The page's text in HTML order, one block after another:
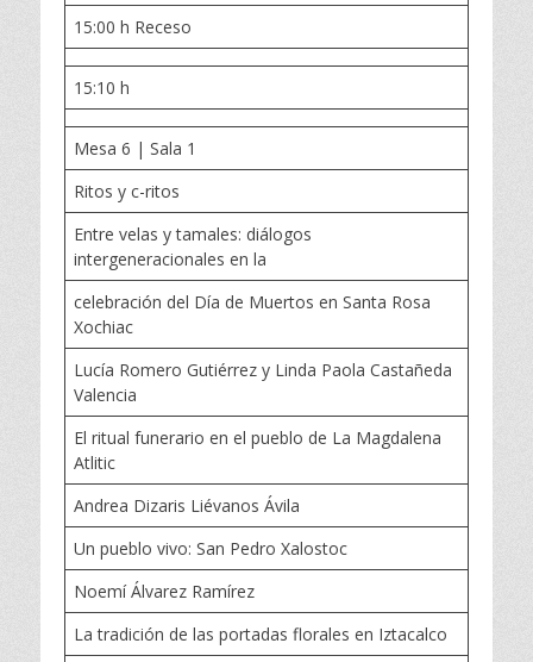
15:00 h Receso
15:10 h
Mesa 6 | Sala 1
Ritos y c-ritos
Entre velas y tamales: diálogos
intergeneracionales en la
celebración del Día de Muertos en Santa Rosa
Xochiac
Lucía Romero Gutiérrez y Linda Paola Castañeda
Valencia
El ritual funerario en el pueblo de La Magdalena
Atlitic
Andrea Dizaris Liévanos Ávila
Un pueblo vivo: San Pedro Xalostoc
Noemí Álvarez Ramírez
La tradición de las portadas florales en Iztacalco